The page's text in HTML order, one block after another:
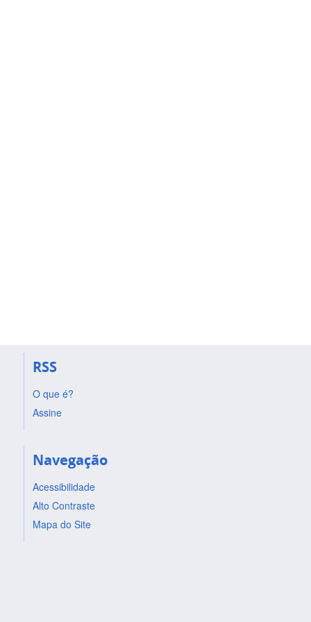
RSS
O que é?
Assine
Navegação
Acessibilidade
Alto Contraste
Mapa do Site